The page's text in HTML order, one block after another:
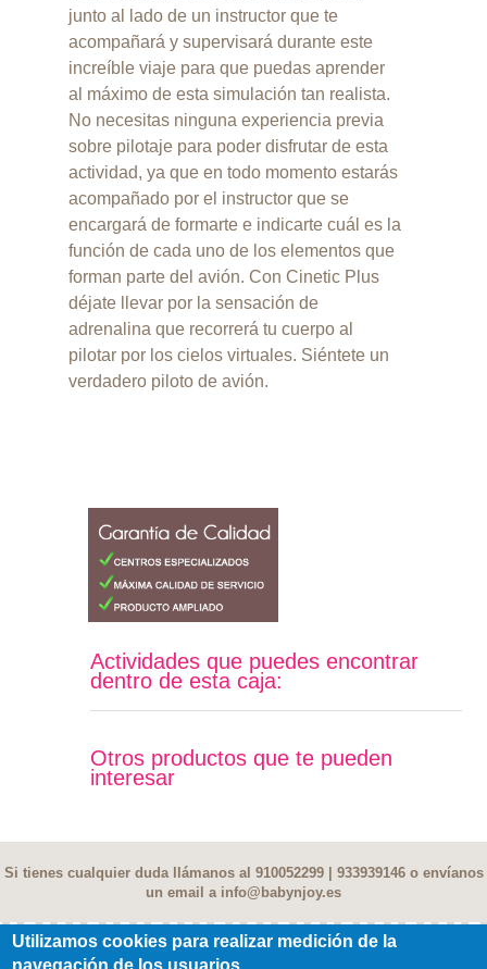
junto al lado de un instructor que te
acompañará y supervisará durante este
increíble viaje para que puedas aprender
al máximo de esta simulación tan realista.
No necesitas ninguna experiencia previa
sobre pilotaje para poder disfrutar de esta
actividad, ya que en todo momento estarás
acompañado por el instructor que se
encargará de formarte e indicarte cuál es la
función de cada uno de los elementos que
forman parte del avión. Con Cinetic Plus
déjate llevar por la sensación de
adrenalina que recorrerá tu cuerpo al
pilotar por los cielos virtuales. Siéntete un
verdadero piloto de avión.
Actividades que puedes encontrar
dentro de esta caja:
Otros productos que te pueden
interesar
Si tienes cualquier duda llámanos al 910052299 | 933939146 o envíanos
un email a info@babynjoy.es
Contacto|Terminos y condiciones
Utilizamos cookies para realizar medición de la
navegación de los usuarios